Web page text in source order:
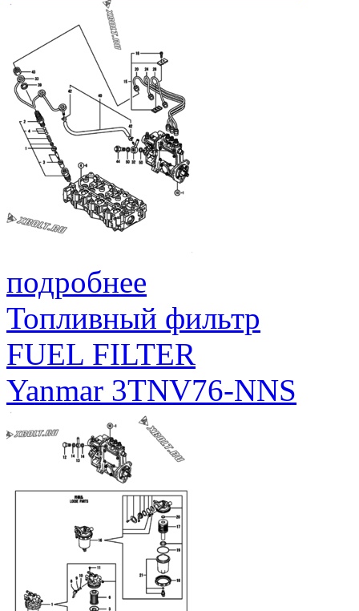
подробнее
Топливный фильтр
FUEL FILTER
Yanmar 3TNV76-NNS